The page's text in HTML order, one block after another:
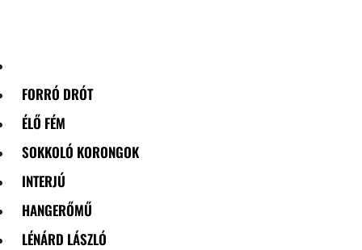
FORRÓ DRÓT
ÉLŐ FÉM
SOKKOLÓ KORONGOK
INTERJÚ
HANGERŐMŰ
LÉNÁRD LÁSZLÓ